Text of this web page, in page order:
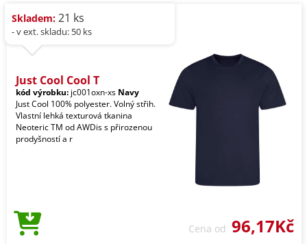
Skladem: 21 ks
- v ext. skladu: 50 ks
Just Cool Cool T
kód výrobku: jc001oxn-xs Navy
Just Cool 100% polyester. Volný střih.
Vlastní lehká texturová tkanina
Neoteric TM od AWDis s přirozenou
prodyšností a r
Cena od 96,17Kč